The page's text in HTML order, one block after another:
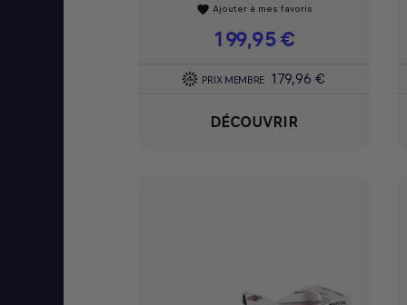
favorite Ajouter à mes favoris
Prix
199,95 €
PRIX MEMBRE 179,96 €
DÉCOUVRIR